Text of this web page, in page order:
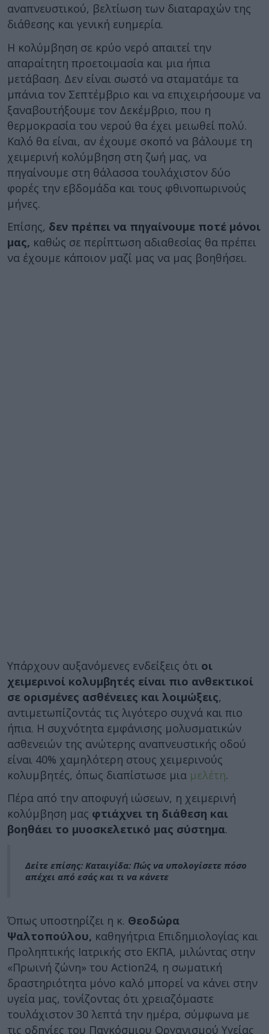
αναπνευστικού, βελτίωση των διαταραχών της
διάθεσης και γενική ευημερία.
Η κολύμβηση σε κρύο νερό απαιτεί την
απαραίτητη προετοιμασία και μια ήπια
μετάβαση. Δεν είναι σωστό να σταματάμε τα
μπάνια τον Σεπτέμβριο και να επιχειρήσουμε να
ξαναβουτήξουμε τον Δεκέμβριο, που η
θερμοκρασία του νερού θα έχει μειωθεί πολύ.
Καλό θα είναι, αν έχουμε σκοπό να βάλουμε τη
χειμερινή κολύμβηση στη ζωή μας, να
πηγαίνουμε στη θάλασσα τουλάχιστον δύο
φορές την εβδομάδα και τους φθινοπωρινούς
μήνες.
Επίσης, δεν πρέπει να πηγαίνουμε ποτέ μόνοι
μας, καθώς σε περίπτωση αδιαθεσίας θα πρέπει
να έχουμε κάποιον μαζί μας να μας βοηθήσει.
Υπάρχουν αυξανόμενες ενδείξεις ότι οι
χειμερινοί κολυμβητές είναι πιο ανθεκτικοί
σε ορισμένες ασθένειες και λοιμώξεις,
αντιμετωπίζοντάς τις λιγότερο συχνά και πιο
ήπια. Η συχνότητα εμφάνισης μολυσματικών
ασθενειών της ανώτερης αναπνευστικής οδού
είναι 40% χαμηλότερη στους χειμερινούς
κολυμβητές, όπως διαπίστωσε μια μελέτη.
Πέρα από την αποφυγή ιώσεων, η χειμερινή
κολύμβηση μας φτιάχνει τη διάθεση και
βοηθάει το μυοσκελετικό μας σύστημα.
Δείτε επίσης: Καταιγίδα: Πώς να υπολογίσετε πόσο
απέχει από εσάς και τι να κάνετε
Όπως υποστηρίζει η κ. Θεοδώρα
Ψαλτοπούλου, καθηγήτρια Επιδημιολογίας και
Προληπτικής Ιατρικής στο ΕΚΠΑ, μιλώντας στην
«Πρωινή ζώνη» του Action24, η σωματική
δραστηριότητα μόνο καλό μπορεί να κάνει στην
υγεία μας, τονίζοντας ότι χρειαζόμαστε
τουλάχιστον 30 λεπτά την ημέρα, σύμφωνα με
τις οδηγίες του Παγκόσμιου Οργανισμού Υγείας